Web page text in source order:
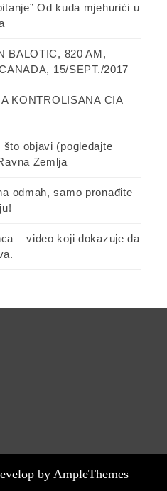
Od kuda mjehurići u
BALOTIC, 820 AM,
15/SEPT./2017
KONTROLISANA CIA
objavi (pogledajte
Zemlja
odmah, samo pronađite
– video koji dokazuje da
by AmpleThemes